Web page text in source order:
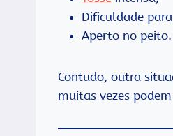
Dificuldade
Aperto no peito.
Contudo, outra
muitas vezes